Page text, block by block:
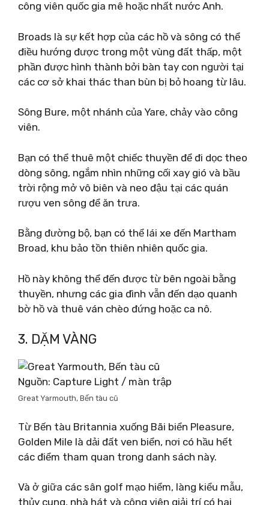
công viên quốc gia mê hoặc nhất nước Anh.
Broads là sự kết hợp của các hồ và sông có thể
điều hướng được trong một vùng đất thấp, một
phần được hình thành bởi bàn tay con người tại
các cơ sở khai thác than bùn bị bỏ hoang từ lâu.
Sông Bure, một nhánh của Yare, chảy vào công
viên.
Bạn có thể thuê một chiếc thuyền để đi dọc theo
dòng sông, ngắm nhìn những cối xay gió và bầu
trời rộng mở vô biên và neo đậu tại các quán
rượu ven sông để ăn trưa.
Bằng đường bộ, bạn có thể lái xe đến Martham
Broad, khu bảo tồn thiên nhiên quốc gia.
Hồ này không thể đến được từ bên ngoài bằng
thuyền, nhưng các gia đình vẫn đến dạo quanh
bờ hồ và thuê ván chèo đứng hoặc ca nô.
3. DẶM VÀNG
Nguồn: Capture Light / màn trập
Great Yarmouth, Bến tàu cũ
Từ Bến tàu Britannia xuống Bãi biển Pleasure,
Golden Mile là dải đất ven biển, nơi có hầu hết
các điểm tham quan trong danh sách này.
Và ở giữa các sân golf mạo hiểm, làng kiểu mẫu,
thủy cung, nhà hát và công viên giải trí có hai